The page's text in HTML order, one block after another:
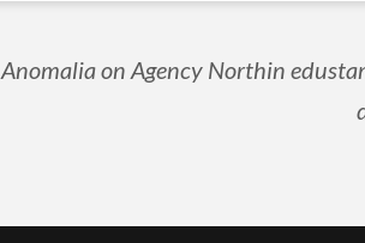
Anomalia on Agency Northin